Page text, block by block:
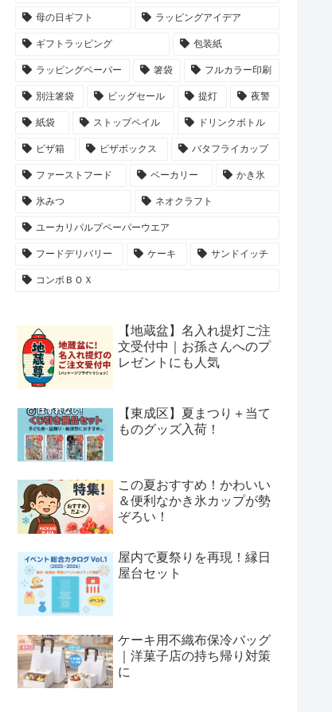
母の日ギフト ラッピングアイデア
ギフトラッピング 包装紙
ラッピングペーパー 箸袋 フルカラー印刷
別注箸袋 ビッグセール 提灯 夜警
紙袋 ストップペイル ドリンクボトル
ピザ箱 ピザボックス バタフライカップ
ファーストフード ベーカリー かき氷
氷みつ ネオクラフト
ユーカリパルプペーパーウエア
フードデリバリー ケーキ サンドイッチ
コンボＢＯＸ
【地蔵盆】名入れ提灯ご注
文受付中｜お孫さんへのプ
レゼントにも人気
【東成区】夏まつり＋当て
ものグッズ入荷！
この夏おすすめ！かわいい
＆便利なかき氷カップが勢
ぞろい！
屋内で夏祭りを再現！縁日
屋台セット
ケーキ用不織布保冷バッグ
｜洋菓子店の持ち帰り対策
に